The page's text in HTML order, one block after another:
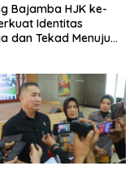
Bajamba HJK ke-
Identitas
dan Tekad Menuju